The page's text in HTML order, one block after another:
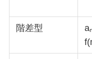
階差型